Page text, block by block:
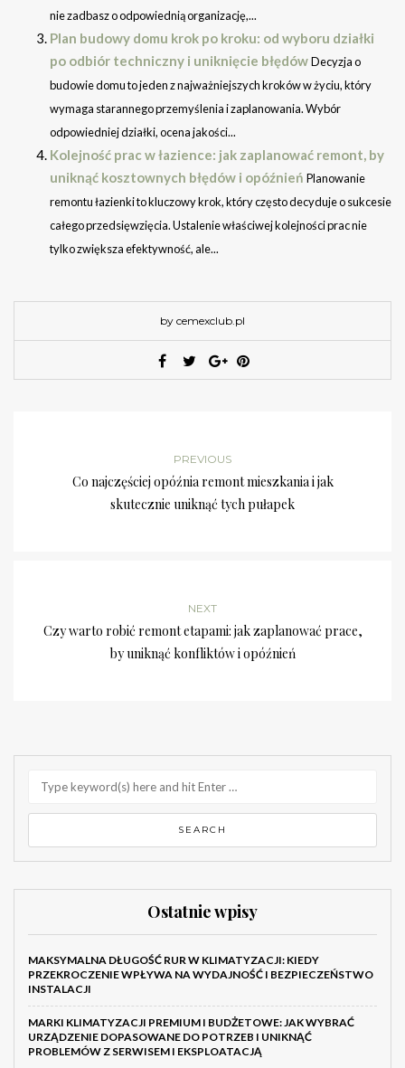
nie zadbasz o odpowiednią organizację,...
Plan budowy domu krok po kroku: od wyboru działki
po odbiór techniczny i uniknięcie błędówDecyzja o
budowie domu to jeden z najważniejszych kroków w życiu, który
wymaga starannego przemyślenia i zaplanowania. Wybór
odpowiedniej działki, ocena jakości...
Kolejność prac w łazience: jak zaplanować remont, by
uniknąć kosztownych błędów i opóźnień Planowanie
remontu łazienki to kluczowy krok, który często decyduje o sukcesie
całego przedsięwzięcia. Ustalenie właściwej kolejności prac nie
tylko zwiększa efektywność, ale...
by cemexclub.pl
PREVIOUS
Co najczęściej opóźnia remont mieszkania i jak
skutecznie uniknąć tych pułapek
NEXT
Czy warto robić remont etapami: jak zaplanować prace,
by uniknąć konfliktów i opóźnień
Ostatnie wpisy
MAKSYMALNA DŁUGOŚĆ RUR W KLIMATYZACJI: KIEDY
PRZEKROCZENIE WPŁYWA NA WYDAJNOŚĆ I BEZPIECZEŃSTWO
INSTALACJI
MARKI KLIMATYZACJI PREMIUM I BUDŻETOWE: JAK WYBRAĆ
URZĄDZENIE DOPASOWANE DO POTRZEB I UNIKNĄĆ
PROBLEMÓW Z SERWISEM I EKSPLOATACJĄ